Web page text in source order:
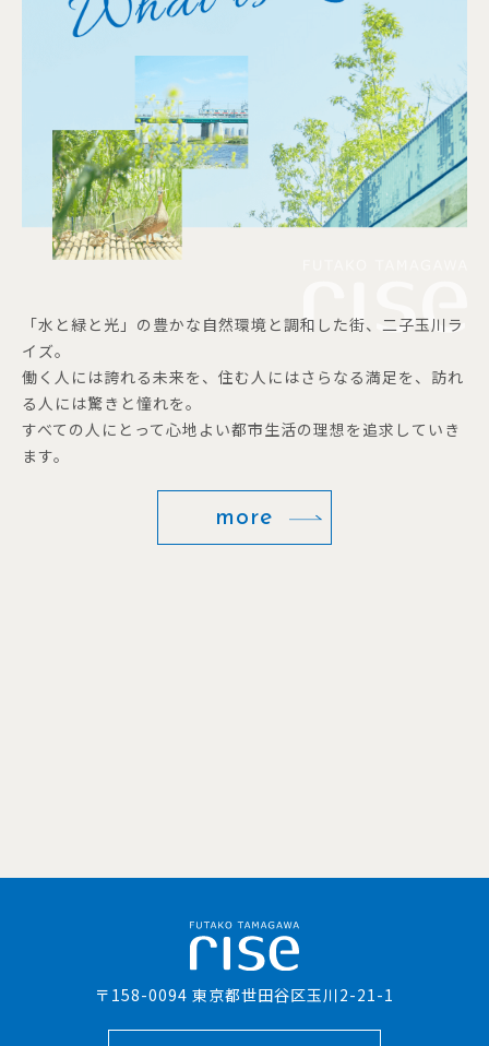
「水と緑と光」の豊かな自然環境と調和した街、二子玉川ラ
イズ。
働く人には誇れる未来を、住む人にはさらなる満足を、訪れ
る人には驚きと憧れを。
すべての人にとって心地よい都市生活の理想を追求していき
ます。
more
〒158-0094 東京都世田谷区玉川2-21-1